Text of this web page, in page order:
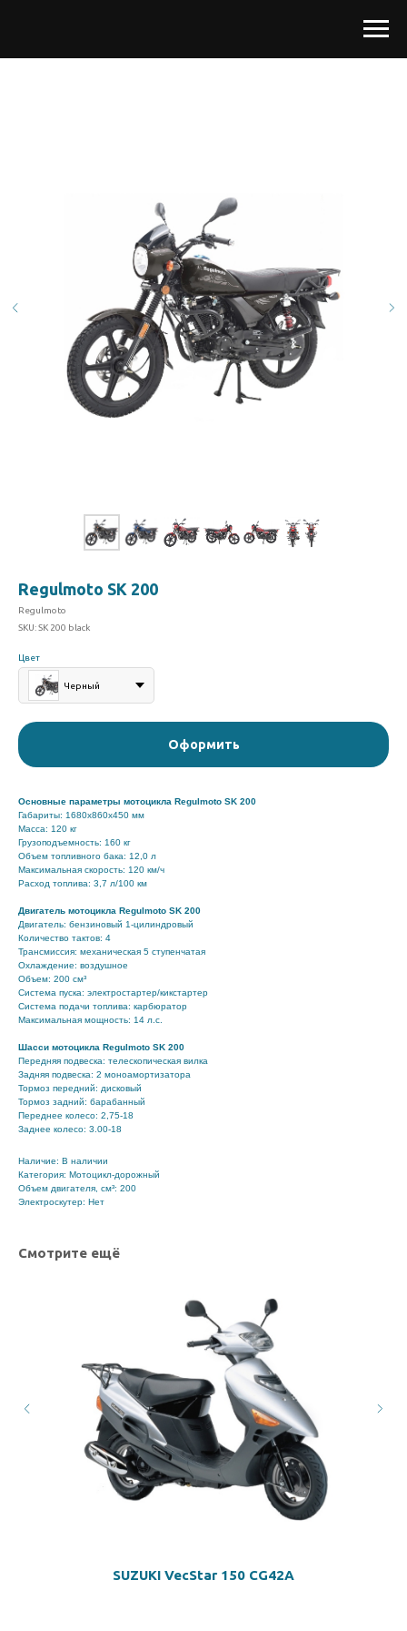
Regulmoto SK 200
Regulmoto
SKU:SK 200 black
Цвет
Черный
Оформить
Основные параметры мотоцикла Regulmoto SK 200
Габариты: 1680х860х450 мм
Масса: 120 кг
Грузоподъемность: 160 кг
Объем топливного бака: 12,0 л
Максимальная скорость: 120 км/ч
Расход топлива: 3,7 л/100 км
Двигатель мотоцикла Regulmoto SK 200
Двигатель: бензиновый 1-цилиндровый
Количество тактов: 4
Трансмиссия: механическая 5 ступенчатая
Охлаждение: воздушное
Объем: 200 см³
Система пуска: электростартер/кикстартер
Система подачи топлива: карбюратор
Максимальная мощность: 14 л.с.
Шасси мотоцикла Regulmoto SK 200
Передняя подвеска: телескопическая вилка
Задняя подвеска: 2 моноамортизатора
Тормоз передний: дисковый
Тормоз задний: барабанный
Переднее колесо: 2,75-18
Заднее колесо: 3.00-18
Наличие: В наличии
Категория: Мотоцикл-дорожный
Объем двигателя, см³: 200
Электроскутер: Нет
Смотрите ещё
SUZUKI VecStar 150 CG42A